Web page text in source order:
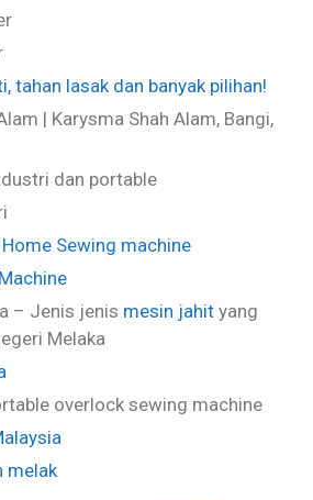
tahan lasak dan banyak pilihan!
| Karysma Shah Alam, Bangi,
dan portable
Sewing machine
– Jenis jenis mesin jahit yang
Melaka
overlock sewing machine
melak